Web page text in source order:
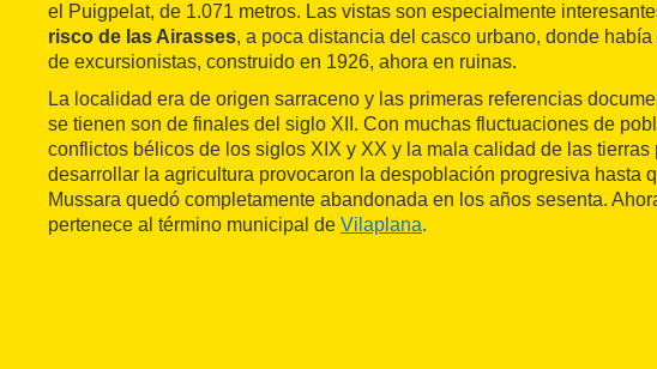
el Puigpelat, de 1.071 metros. Las vistas son especialmente
risco de las Airasses, a poca distancia del casco urbano, donde
de excursionistas, construido en 1926, ahora en ruinas.
La localidad era de origen sarraceno y las primeras referencias
se tienen son de finales del siglo XII. Con muchas fluctuaciones de
conflictos bélicos de los siglos XIX y XX y la mala calidad de las tierras
desarrollar la agricultura provocaron la despoblación progresiva hasta
Mussara quedó completamente abandonada en los años sesenta.
pertenece al término municipal de Vilaplana.